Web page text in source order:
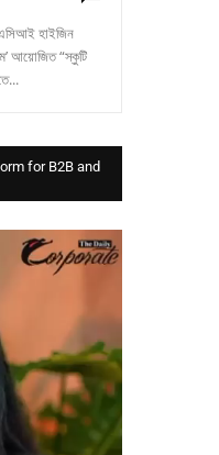
আয়োজিত “স্কুটি
for B2B and